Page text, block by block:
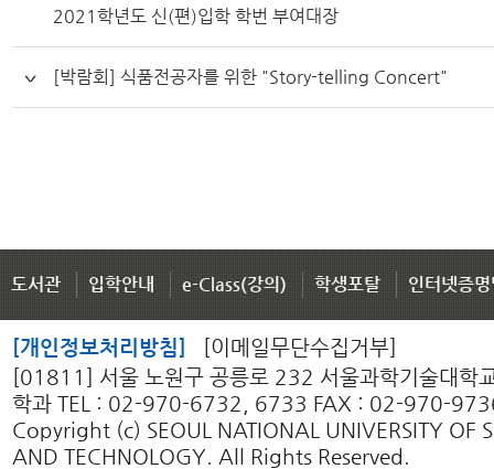
2021학년도 신(편)입학 학번 부여대장
[박람회] 식품전공자를 위한 "Story-telling Concert"
도서관 입학안내 e-Class(강의) 학생포탈 인터넷증
[개인정보처리방침]
[이메일무단수집거부]
[01811] 서울 노원구 공릉로 232 서울과학기술대학
학과 TEL : 02-970-6732, 6733 FAX : 02-970-
Copyright (c) SEOUL NATIONAL UNIVERSITY OF
AND TECHNOLOGY. All Rights Reserved.